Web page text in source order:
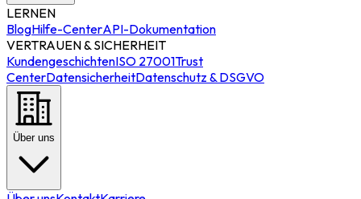
LERNEN
BlogHilfe-CenterAPI-Dokumentation
VERTRAUEN & SICHERHEIT
KundengeschichtenISO 27001Trust
CenterDatensicherheitDatenschutz & DSGVO
Über uns